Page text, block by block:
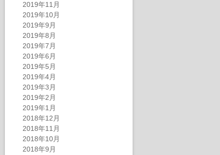
2019年11月
2019年10月
2019年9月
2019年8月
2019年7月
2019年6月
2019年5月
2019年4月
2019年3月
2019年2月
2019年1月
2018年12月
2018年11月
2018年10月
2018年9月